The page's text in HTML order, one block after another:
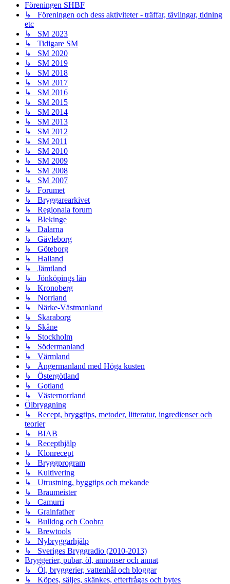
Föreningen SHBF
↳ Föreningen och dess aktiviteter - träffar, tävlingar, tidning
etc
↳ SM 2023
↳ Tidigare SM
↳ SM 2020
↳ SM 2019
↳ SM 2018
↳ SM 2017
↳ SM 2016
↳ SM 2015
↳ SM 2014
↳ SM 2013
↳ SM 2012
↳ SM 2011
↳ SM 2010
↳ SM 2009
↳ SM 2008
↳ SM 2007
↳ Forumet
↳ Bryggarearkivet
↳ Regionala forum
↳ Blekinge
↳ Dalarna
↳ Gävleborg
↳ Göteborg
↳ Halland
↳ Jämtland
↳ Jönköpings län
↳ Kronoberg
↳ Norrland
↳ Närke-Västmanland
↳ Skaraborg
↳ Skåne
↳ Stockholm
↳ Södermanland
↳ Värmland
↳ Ångermanland med Höga kusten
↳ Östergötland
↳ Gotland
↳ Västernorrland
Ölbryggning
↳ Recept, bryggtips, metoder, litteratur, ingredienser och
teorier
↳ BIAB
↳ Recepthjälp
↳ Klonrecept
↳ Bryggprogram
↳ Kultivering
↳ Utrustning, byggtips och mekande
↳ Braumeister
↳ Camurri
↳ Grainfather
↳ Bulldog och Coobra
↳ Brewtools
↳ Nybryggarhjälp
↳ Sveriges Bryggradio (2010-2013)
Bryggerier, pubar, öl, annonser och annat
↳ Öl, bryggerier, vattenhål och bloggar
↳ Köpes, säljes, skänkes, efterfrågas och bytes